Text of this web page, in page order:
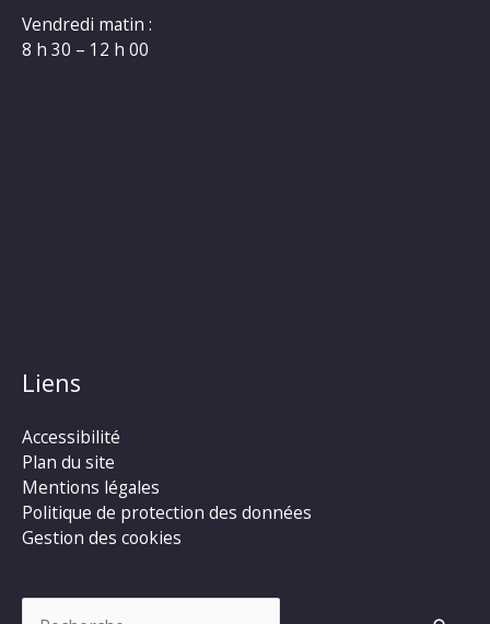
Vendredi matin :
8 h 30 – 12 h 00
Liens
Accessibilité
Plan du site
Mentions légales
Politique de protection des données
Gestion des cookies